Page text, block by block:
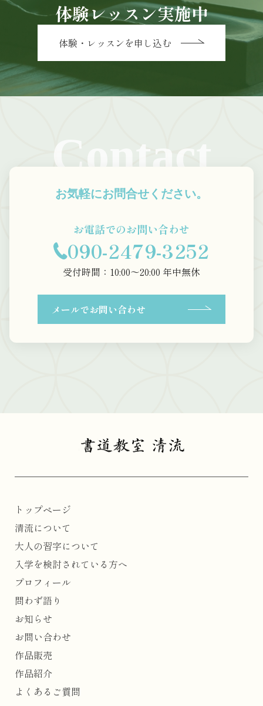
体験レッスン実施中
体験・レッスンを申し込む
Contact
お気軽にお問合せください。
お電話でのお問い合わせ
090-2479-3252
受付時間：10:00〜20:00 年中無休
メールでお問い合わせ
トップページ
清流について
大人の習字について
入学を検討されている方へ
プロフィール
問わず語り
お知らせ
お問い合わせ
作品販売
作品紹介
よくあるご質問